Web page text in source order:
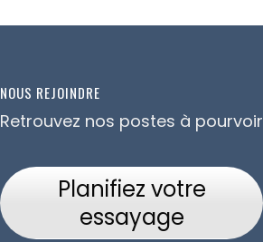
NOUS REJOINDRE
Retrouvez nos postes à pourvoir
Planifiez votre
essayage